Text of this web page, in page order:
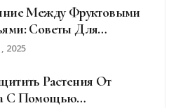
Между Фруктовыми
Советы Для
Сада
2025
Растения От
С Помощью